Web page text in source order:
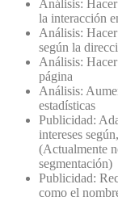
Análisis:
la interacción
Análisis:
según la
Análisis:
página
Análisis:
estadísticas
Publicidad:
intereses
(Actualmente
segmentación)
Publicidad:
como el